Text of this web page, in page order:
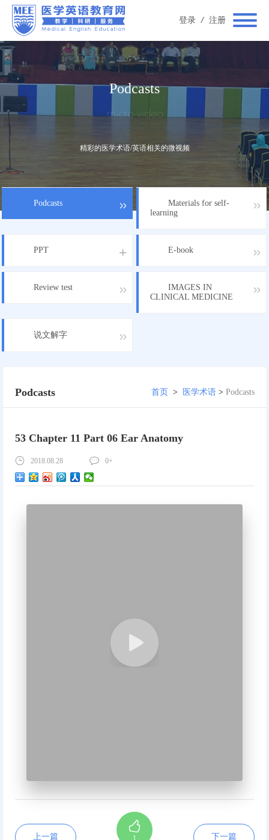
登录 / 注册
micro-video
Podcasts
精彩的医学术语/英语相关的微视频
Podcasts
Materials for self-
learning
PPT E-book
Review test
IMAGES IN
CLINICAL MEDICINE
说文解字
Podcasts 首页 > 医学术语> Podcasts
53 Chapter 11 Part 06 Ear Anatomy
2018.08.28 0+
上一篇 1 下一篇